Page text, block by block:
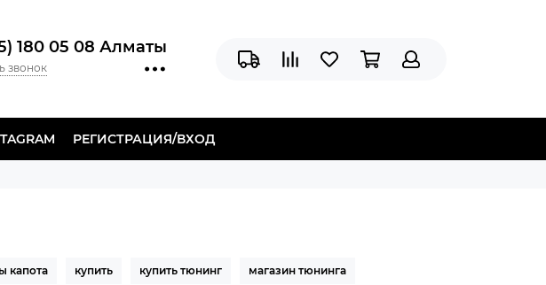
180 05 08 Алматы
звонок
РЕГИСТРАЦИЯ/ВХОД
капота купить купить тюнинг магазин тюнинга